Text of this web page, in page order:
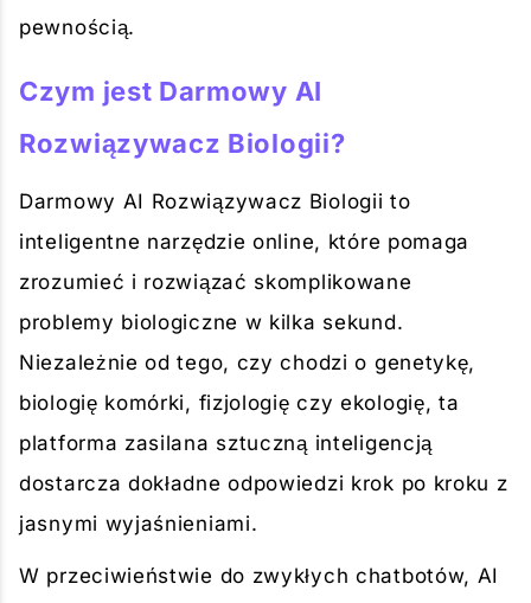
pewnością.
Czym jest Darmowy AI
Rozwiązywacz Biologii?
Darmowy AI Rozwiązywacz Biologii to
inteligentne narzędzie online, które pomaga
zrozumieć i rozwiązać skomplikowane
problemy biologiczne w kilka sekund.
Niezależnie od tego, czy chodzi o genetykę,
biologię komórki, fizjologię czy ekologię, ta
platforma zasilana sztuczną inteligencją
dostarcza dokładne odpowiedzi krok po kroku z
jasnymi wyjaśnieniami.
W przeciwieństwie do zwykłych chatbotów, AI